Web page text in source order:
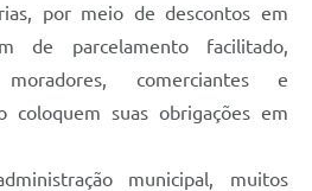
por meio de descontos em
de parcelamento facilitado,
comerciantes e
coloquem suas obrigações em
municipal, muitos